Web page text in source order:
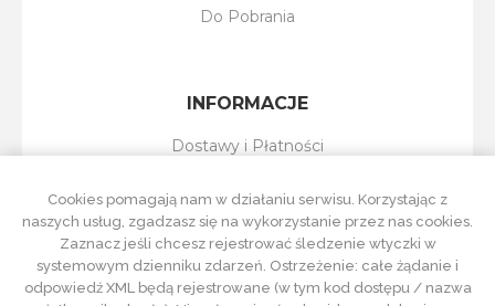
Do Pobrania
INFORMACJE
Dostawy i Płatności
Regulamin Sklepu
Polityka Prywatności
Cookies pomagają nam w działaniu serwisu. Korzystając z
naszych usług, zgadzasz się na wykorzystanie przez nas cookies.
Zaznacz jeśli chcesz rejestrować śledzenie wtyczki w
systemowym dzienniku zdarzeń. Ostrzeżenie: całe żądanie i
odpowiedź XML będą rejestrowane (w tym kod dostępu / nazwa